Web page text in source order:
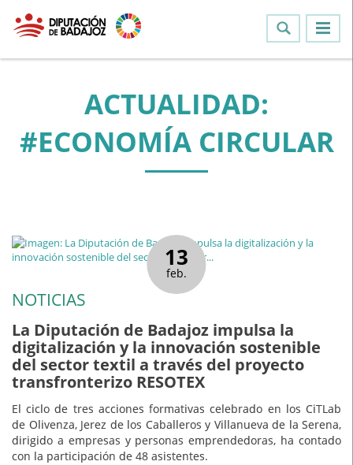
ACTUALIDAD:
#ECONOMÍA CIRCULAR
13
feb.
NOTICIAS
La Diputación de Badajoz impulsa la
digitalización y la innovación sostenible
del sector textil a través del proyecto
transfronterizo RESOTEX
El ciclo de tres acciones formativas celebrado en los CiTLab
de Olivenza, Jerez de los Caballeros y Villanueva de la Serena,
dirigido a empresas y personas emprendedoras, ha contado
con la participación de 48 asistentes.